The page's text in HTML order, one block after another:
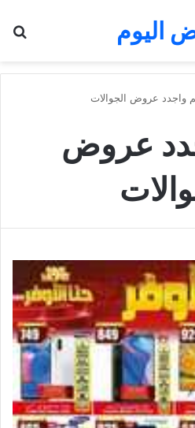
اليوم
واجدد عروض الجوالات
عروض